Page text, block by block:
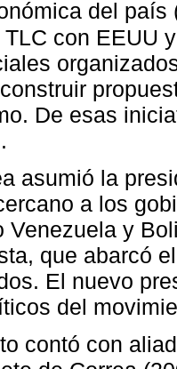
del país
con EEUU
De esas
asumió la
a los
Venezuela y
que abarcó
El nuevo
del
contó con